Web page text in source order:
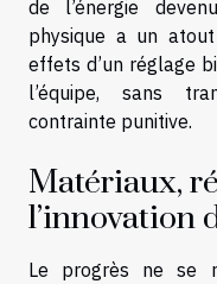
de l’énergie
physique a un
effets d’un réglage
l’équipe, sans
contrainte punitive.
Matériaux,
l’innovation
Le progrès ne se